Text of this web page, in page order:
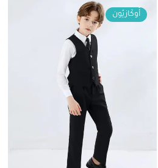
أُوكَازيُون